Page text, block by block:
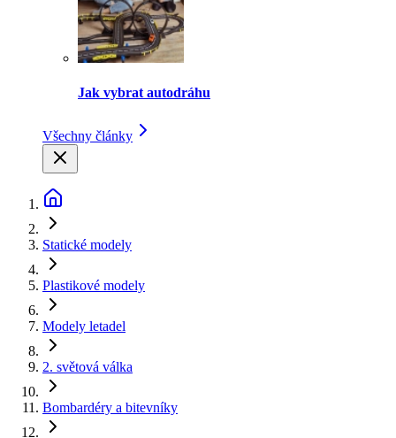
Jak vybrat autodráhu
Všechny články
Statické modely
Plastikové modely
Modely letadel
2. světová válka
Bombardéry a bitevníky